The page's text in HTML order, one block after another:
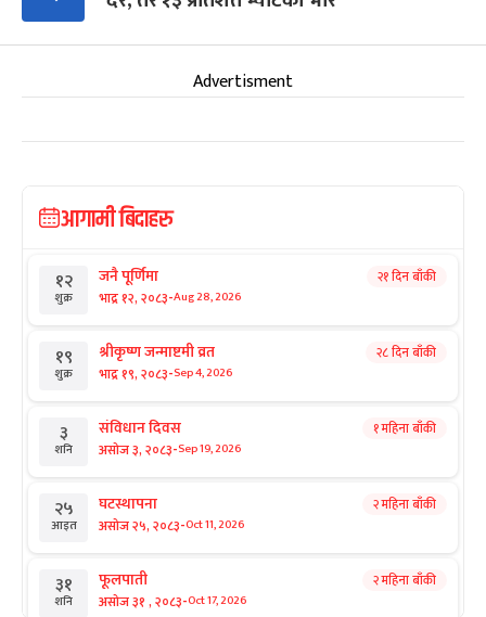
Advertisment
आगामी बिदाहरु
१२
शुक्र
जनै पूर्णिमा
भाद्र १२, २०८३-Aug 28, 2026
२१ दिन बाँकी
१९
शुक्र
श्रीकृष्ण जन्माष्टमी व्रत
भाद्र १९, २०८३-Sep 4, 2026
२८ दिन बाँकी
३
शनि
संविधान दिवस
असोज ३, २०८३-Sep 19, 2026
१ महिना बाँकी
२५
आइत
घटस्थापना
असोज २५, २०८३-Oct 11, 2026
२ महिना बाँकी
३१
शनि
फूलपाती
असोज ३१ , २०८३-Oct 17, 2026
२ महिना बाँकी